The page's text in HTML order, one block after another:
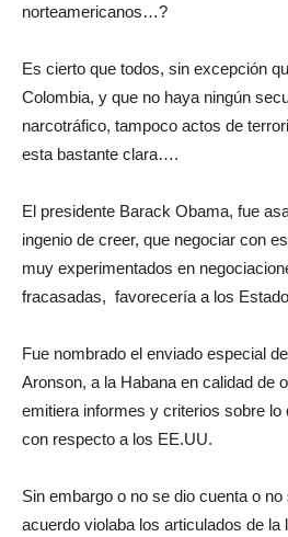
norteamericanos…?
Es cierto que todos, sin excepción
Colombia, y que no haya ningún
narcotráfico, tampoco actos de
esta bastante clara….
El presidente Barack Obama, fue
ingenio de creer, que negociar con
muy experimentados en
fracasadas, favorecería a los
Fue nombrado el enviado especial
Aronson, a la Habana en calidad de
emitiera informes y criterios sobre lo
con respecto a los EE.UU.
Sin embargo o no se dio cuenta o
acuerdo violaba los articulados de la